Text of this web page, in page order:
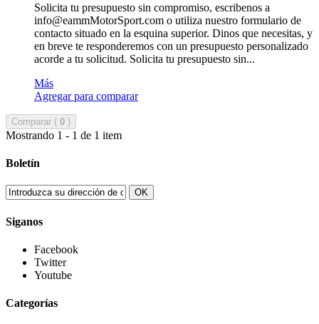
Solicita tu presupuesto sin compromiso, escribenos a
info@eammMotorSport.com o utiliza nuestro formulario de
contacto situado en la esquina superior. Dinos que necesitas, y
en breve te responderemos con un presupuesto personalizado
acorde a tu solicitud. Solicita tu presupuesto sin...
Más
Agregar para comparar
Comparar ( 0 )
Mostrando 1 - 1 de 1 item
Boletín
OK
Siganos
Facebook
Twitter
Youtube
Categorías